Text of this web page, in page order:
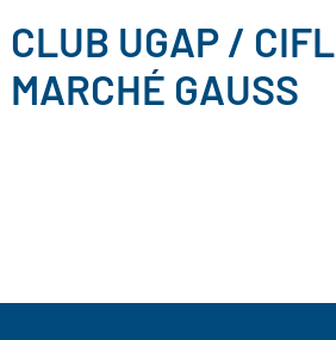
CLUB UGAP / CIFL
MARCHÉ GAUSS